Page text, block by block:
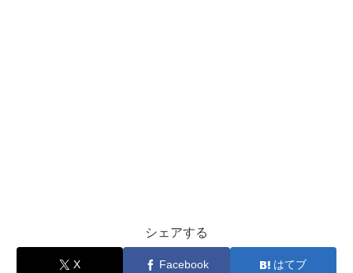
シェアする
X Facebook はてブ